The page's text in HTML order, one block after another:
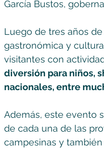
García Bustos,
Luego de tres años
gastronómica y
visitantes con
diversión para niños,
nacionales, entre
Además, este evento
de cada una de las
campesinas y